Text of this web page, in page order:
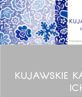
KUJAWSKIE